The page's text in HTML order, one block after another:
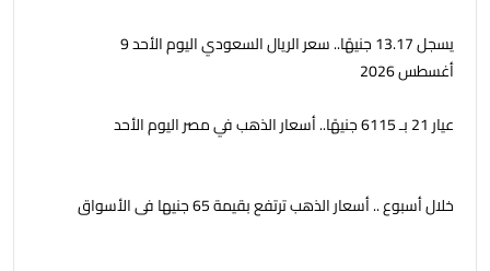
يسجل 13.17 جنيهًا.. سعر الريال السعودي اليوم الأحد 9
أغسطس 2026
عيار 21 بـ 6115 جنيهًا.. أسعار الذهب في مصر اليوم الأحد
خلال أسبوع .. أسعار الذهب ترتفع بقيمة 65 جنيها فى الأسواق